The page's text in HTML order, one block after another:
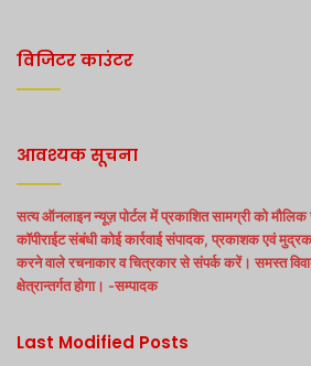
विजिटर काउंटर
आवश्यक सूचना
सत्य ऑनलाइन न्यूज़ पोर्टल में प्रकाशित सामग्री को
कॉपीराईट संबंधी कोई कार्रवाई संपादक, प्रकाशक एवं
करने वाले रचनाकार व चित्रकार से संपर्क करें। समस्त
क्षेत्रान्तर्गत होगा। -सम्पादक
Last Modified Posts